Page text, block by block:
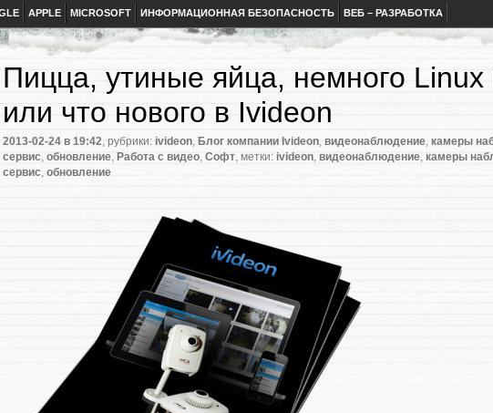
APPLE MICROSOFT ИНФОРМАЦИОННАЯ БЕЗОПАСНОСТЬ ВЕБ – РАЗРАБОТКА
Пицца, утиные яйца, немного Linux
или что нового в Ivideon
2013-02-24 в 19:42, рубрики: ivideon, Блог компании Ivideon, видеонаблюдение, камеры
сервис, обновление, Работа с видео, Софт, метки: ivideon, видеонаблюдение, камеры
сервис, обновление